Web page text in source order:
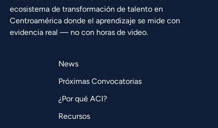
ecosistema de transformación de talento en
Centroamérica donde el aprendizaje se mide con
evidencia real — no con horas de video.
News
Próximas Convocatorias
¿Por qué ACI?
Recursos